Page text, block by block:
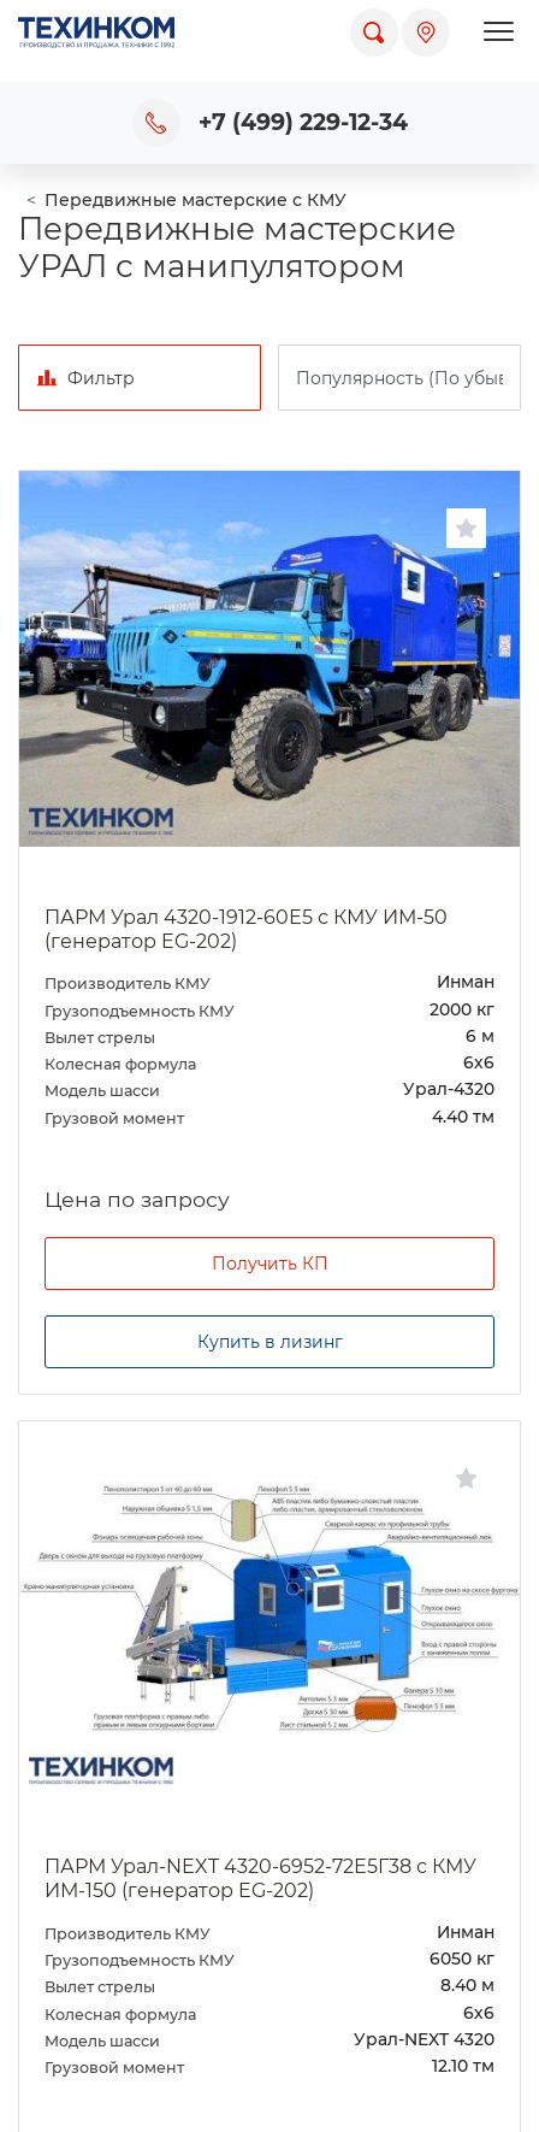
+7 (499) 229-12-34
Передвижные мастерские с КМУ
Передвижные мастерские
УРАЛ с манипулятором
Фильтр
ПАРМ Урал 4320-1912-60Е5 с КМУ ИМ-50
(генератор EG-202)
Производитель КМУ Инман
Грузоподъемность КМУ 2000 кг
Вылет стрелы 6 м
Колесная формула 6х6
Модель шасси Урал-4320
Грузовой момент 4.40 тм
Цена по запросу
Получить КП
Купить в лизинг
ПАРМ Урал-NEXT 4320-6952-72Е5Г38 с КМУ
ИМ-150 (генератор EG-202)
Производитель КМУ Инман
Грузоподъемность КМУ 6050 кг
Вылет стрелы 8.40 м
Колесная формула 6х6
Модель шасси Урал-NEXT 4320
Грузовой момент 12.10 тм